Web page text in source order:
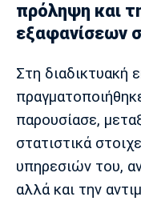
πρόληψη και
εξαφανίσεων
Στη διαδικτυακή
παρουσίασε,
στατιστικά
υπηρεσιών του,
αλλά και την